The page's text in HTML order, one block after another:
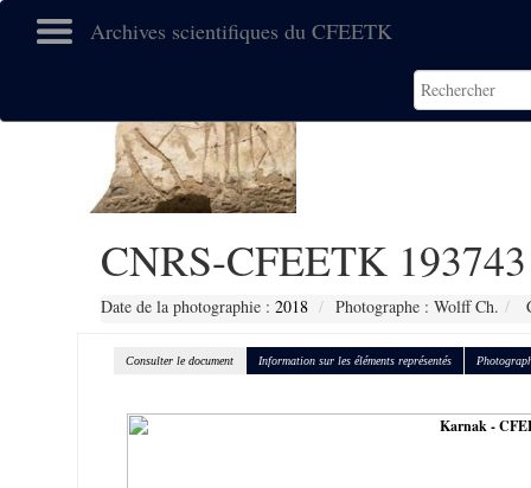
Archives scientifiques du CFEETK
CNRS-CFEETK 193743
Date de la photographie : 2018 Photographe : Wolff Ch.
Consulter le document Information sur les éléments représentés